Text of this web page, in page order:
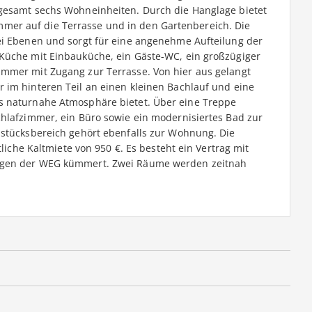
sechs Wohneinheiten. Durch die Hanglage bietet
auf die Terrasse und in den Gartenbereich. Die
Ebenen und sorgt für eine angenehme Aufteilung der
mit Einbauküche, ein Gäste-WC, ein großzügiger
mit Zugang zur Terrasse. Von hier aus gelangt
hinteren Teil an einen kleinen Bachlauf und eine
Atmosphäre bietet. Über eine Treppe
ein Büro sowie ein modernisiertes Bad zur
gehört ebenfalls zur Wohnung. Die
Kaltmiete von 950 €. Es besteht ein Vertrag mit
der WEG kümmert. Zwei Räume werden zeitnah